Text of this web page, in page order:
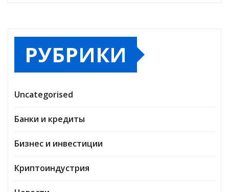
РУБРИКИ
Uncategorised
Банки и кредиты
Бизнес и инвестиции
Криптоиндустрия